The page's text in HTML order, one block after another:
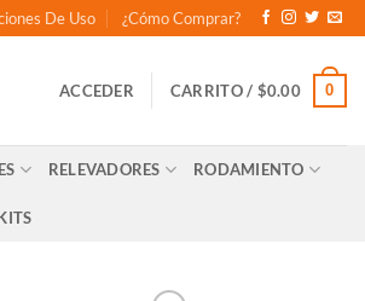
De Uso ¿Cómo Comprar?
ACCEDER CARRITO / $0.00 0
RELEVADORES RODAMIENTO